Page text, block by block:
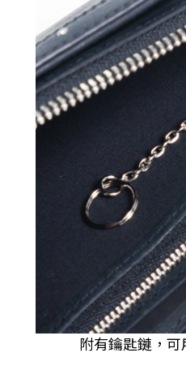
附有鑰匙鏈，可